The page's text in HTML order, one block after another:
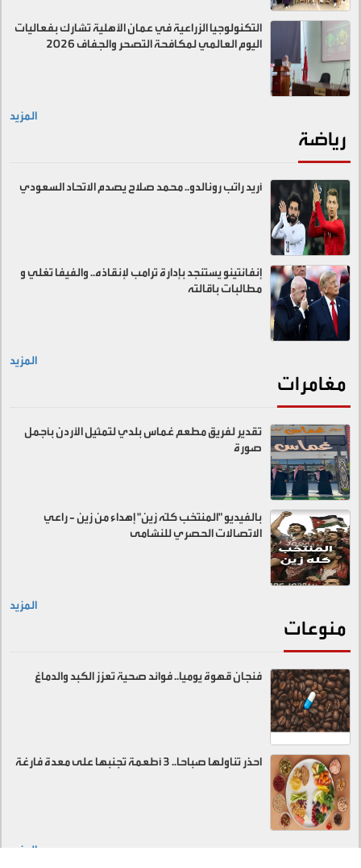
التكنولوجيا الزراعية في عمان الأهلية تشارك بفعاليات
اليوم العالمي لمكافحة التصحر والجفاف 2026
المزيد
رياضة
أريد راتب رونالدو.. محمد صلاح يصدم الاتحاد السعودي
إنفانتينو يستنجد بإدارة ترامب لإنقاذه.. والفيفا تغلي و
مطالبات باقالته
المزيد
مغامرات
تقدير لفريق مطعم غماس بلدي لتمثيل الأردن بأجمل
صورة
بالفيديو "المنتخب كلّه زين" إهداء من زين - راعي
الاتصالات الحصري للنشامى
المزيد
منوعات
فنجان قهوة يوميا.. فوائد صحية تعزز الكبد والدماغ
احذر تناولها صباحا.. 3 أطعمة تجنبها على معدة فارغة
المزيد